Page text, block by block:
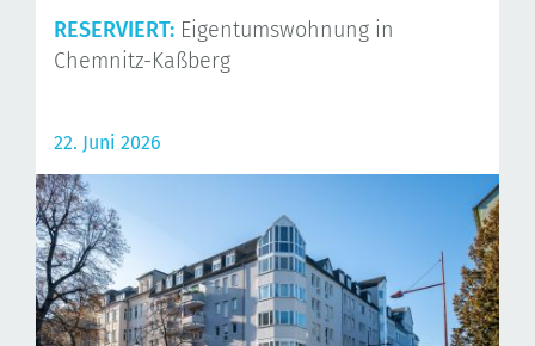
RESERVIERT: Eigentumswohnung in
Chemnitz-Kaßberg
22. Juni 2026